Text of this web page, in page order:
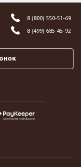
8 (800) 550-51-69
8 (499) 685-45-92